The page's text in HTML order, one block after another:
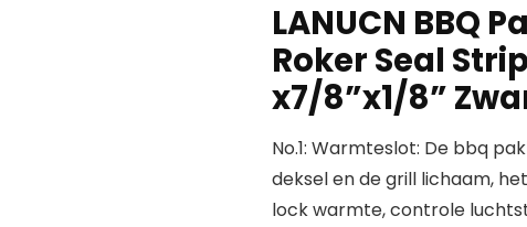
LANUCN BBQ
Roker Seal
x7/8”x1/8”
No.1: Warmteslot: De bbq
deksel en de grill lichaam,
lock warmte, controle